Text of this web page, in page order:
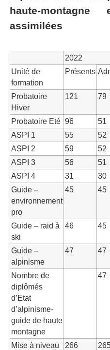
haute-
assimilées
2022
Unité de
formation
Présents
Probatoire
Hiver
121 79
Probatoire Eté 96 51
ASPI 1
55 52
ASPI 2
59 52
ASPI 3
56 51
ASPI 4
31 30
Guide –
environnement
pro
45 45
Guide – raid à
ski
46 45
Guide –
alpinisme
47 47
Nombre de
diplômés
d’Etat
d’alpinisme-
guide de haute
montagne
47
Mise à niveau 266